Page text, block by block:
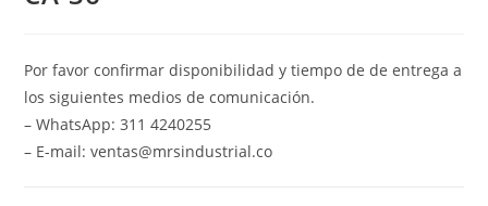
Por favor confirmar disponibilidad y tiempo de de entrega a
los siguientes medios de comunicación.
– WhatsApp: 311 4240255
– E-mail: ventas@mrsindustrial.co